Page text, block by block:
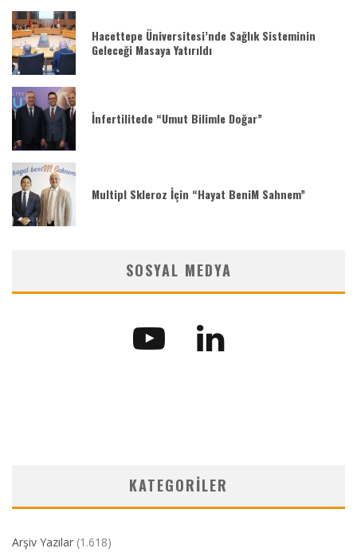
Hacettepe Üniversitesi’nde Sağlık Sisteminin
Geleceği Masaya Yatırıldı
İnfertilitede “Umut Bilimle Doğar”
Multipl Skleroz İçin “Hayat BeniM Sahnem”
SOSYAL MEDYA
KATEGORILER
Arşiv Yazılar (1.618)